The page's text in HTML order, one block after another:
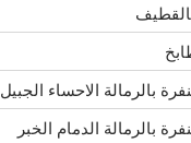
بالرمالة الاحساء الجبيل
بالرمالة الدمام الخبر